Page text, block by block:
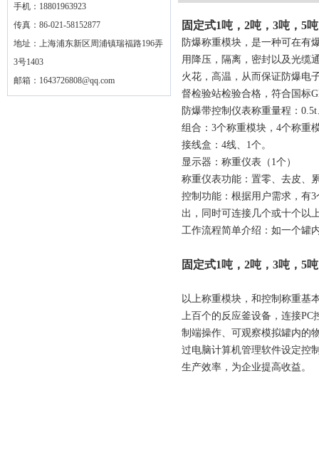
手机：18801963923
传真：86-021-58152877
地址：上海浦东新区周浦镇瑞福路196弄
3号1403
邮箱： 1643726808@qq.com
固定式1吨，2吨，3吨，5
防爆称重模块，是一种可在有
用降压，隔离，密封以及光缆
火花，高温，从而保证防爆电
督检验站检验合格，符合国标
防爆带控制仪表称重量程：
组合：3个称重模块，4个称重
接线盒：4线、1个。
显示器：称重仪表（1个）
称重仪表功能：置零、去皮、
控制功能：根据用户需求，有
出，同时可连接几个或十个以
工作流程简单介绍：如一个罐
固定式1吨，2吨，3吨，5
以上称重模块，和控制称重基
上百个的反应釜设备，连接PC
制端操作、可观察模拟罐内的
过电脑计算机管理软件设定控
生产效率，为企业提高收益。